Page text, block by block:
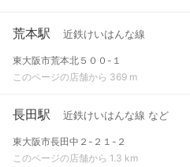
荒本駅 近鉄けいはんな線
東大阪市荒本北５００-１
このページの店舗から 369 m
長田駅 近鉄けいはんな線 など
東大阪市長田中２-２１-２
このページの店舗から 1.3 km